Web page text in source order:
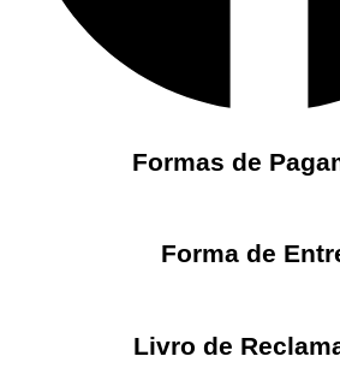
Formas de
Forma de
Livro de